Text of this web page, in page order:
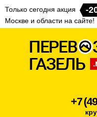
Только сегодня акция -
Москве и области на сайте!
+7